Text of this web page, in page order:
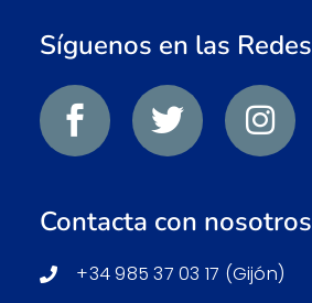
Síguenos en las Redes
Contacta con nosotros
+34 985 37 03 17 (Gijón)